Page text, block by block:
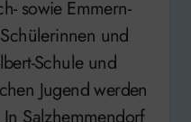
sowie Emmern-
und
Schule und
Jugend werden